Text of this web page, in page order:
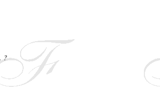
?